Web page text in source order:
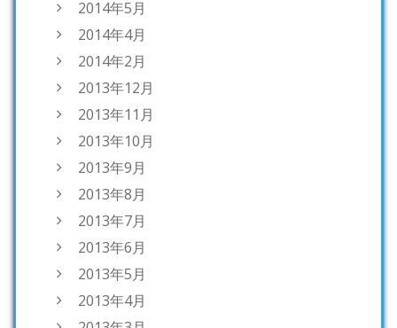
2014年5月
2014年4月
2014年2月
2013年12月
2013年11月
2013年10月
2013年9月
2013年8月
2013年7月
2013年6月
2013年5月
2013年4月